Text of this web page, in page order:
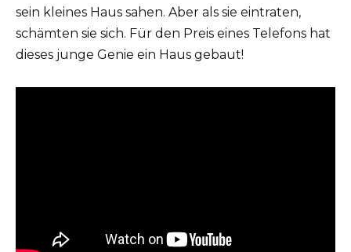
sein kleines Haus sahen. Aber als sie eintraten,
schämten sie sich. Für den Preis eines Telefons hat
dieses junge Genie ein Haus gebaut!